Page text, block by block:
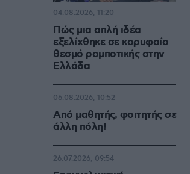
Πώς μια απλή ιδέα
εξελίχθηκε σε κορυφαίο
θεσμό ρομποτικής στην
Ελλάδα
04.08.2026, 11:20
Από μαθητής, φοιτητής σε
άλλη πόλη!
06.08.2026, 10:52
26.07.2026, 09:54